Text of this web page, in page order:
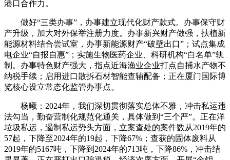
港口合作力。
做好“三类办事”，办事建立现代化财产款式。办事保守财
产升级，加大对外保举注册力度。办事新兴财产做强，扶植新
能源材料结合尝试室，办事新能源财产“破壁出口”；试点集成
电企业“自报自惠”；实施生物医药企业、科研机构“白名单”轨
制。办事特色财产强大，指点近海渔业企业打点自捕水产物不
纳税手续；启用进口散拆石材智能查辅配备；正在厦门国际博
览核心设立常态化监管办事点。
杨曦：2024年，我们深切贯彻落实总体不雅，冲击私运违
法勾当，勤奋营制化规范化通关，具体做到“三个严”。正在洋
垃圾私运，遏制私运势头方面，立案查处的案件数从2019年的
57起，下降至2024年的19起，下降67%；查获的固体废料从
2019年的5167吨，下降到2024年的713吨，下降86%，冲击结